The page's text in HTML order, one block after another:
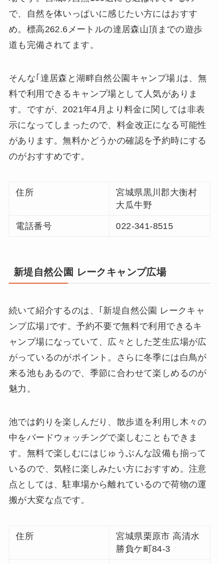
で、自然を体いっぱいに感じたい方にはおすす
め。標高262.6メートルの達居森山頂までの遊歩
道も完備されてます。
そんな｢達居森と湖畔自然公園キャンプ場｣は、無
料で利用できるキャンプ場として人気がありま
す。ですが、2021年4月より料金に関しては非表
示になってしまったので、料金改正になる可能性
があります。無料かどうかの確認を予約時にする
のがおすすめです。
住所
宮城県黒川郡大衡村
大瓜牛野
電話番号 022-341-8515
新堤自然公園 レークキャンプ広場
続いて紹介するのは、｢新堤自然公園 レークキャ
ンプ広場｣です。予約不要で無料で利用できるキ
ャンプ場になっていて、広々とした芝生広場が広
がっているのがポイント。さらに冬季には白鳥が
来る池もあるので、季節に合わせて楽しめるのが
魅力。
池では釣りを楽しんだり、散歩道を利用し木々の
中をバードウォッチングで楽しむこともできま
す。無料で楽しむにはじゅうぶんな設備も揃って
いるので、気軽に楽しみたい方におすすめ。注意
点としては、駐車場から離れているので荷物の運
搬が大変な点です。
住所
宮城県栗原市 高清水
勝負ケ町84-3